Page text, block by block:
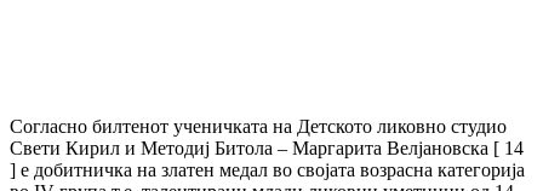
Согласно билтенот ученичката на Детското ликовно студио
Свети Кирил и Методиј Битола – Маргарита Велјановска [ 14
] е добитничка на златен медал во својата возрасна категорија